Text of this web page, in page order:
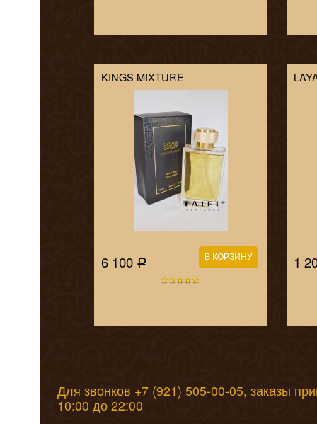
KINGS MIXTURE
6 100 Р 1
Для звонков +7 (921) 505-00-05, заказы
10:00 до 22:00